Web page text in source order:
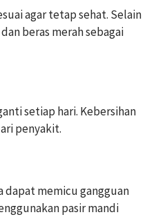
agar tetap sehat. Selain
beras merah sebagai
setiap hari. Kebersihan
penyakit.
dapat memicu gangguan
pasir mandi